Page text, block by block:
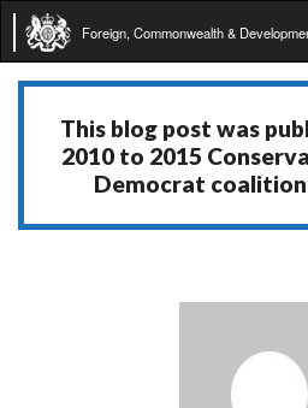
Foreign, Commonwealth &
This blog post was
2010 to 2015
Democrat